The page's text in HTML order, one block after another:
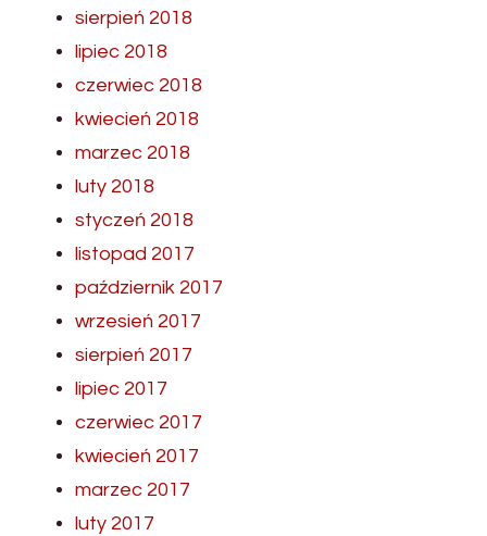
sierpień 2018
lipiec 2018
czerwiec 2018
kwiecień 2018
marzec 2018
luty 2018
styczeń 2018
listopad 2017
październik 2017
wrzesień 2017
sierpień 2017
lipiec 2017
czerwiec 2017
kwiecień 2017
marzec 2017
luty 2017